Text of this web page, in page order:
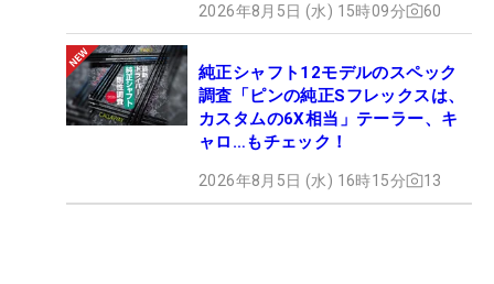
2026年8月5日 (水) 15時09分 60
純正シャフト12モデルのスペック
調査「ピンの純正Sフレックスは、
カスタムの6X相当」テーラー、キ
ャロ…もチェック！
2026年8月5日 (水) 16時15分 13